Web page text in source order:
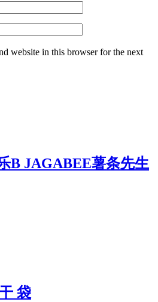
website in this browser for the next
B JAGABEE薯条先生
袋